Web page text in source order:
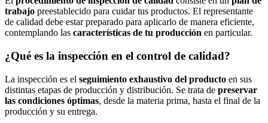
trabajo preestablecido para cuidar tus productos. El representante
de calidad debe estar preparado para aplicarlo de manera eficiente,
contemplando las características de tu producción en particular.
¿Qué es la inspección en el control de calidad?
La inspección es el seguimiento exhaustivo del producto en sus
distintas etapas de producción y distribución. Se trata de preservar
las condiciones óptimas, desde la materia prima, hasta el final de la
producción y su entrega.